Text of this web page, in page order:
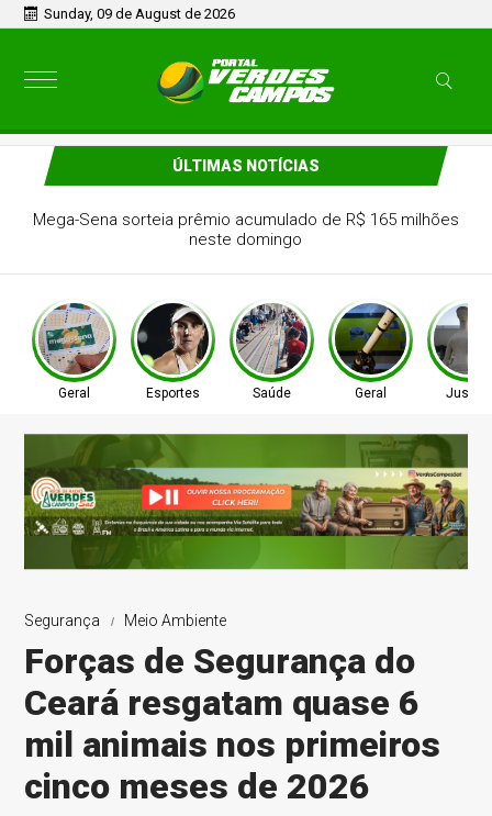
Sunday, 09 de August de 2026
ÚLTIMAS NOTÍCIAS
Bia Haddad anuncia pausa na carreira neste
segundo semestre
Geral Esportes Saúde Geral Justiça
Segurança Meio Ambiente
Forças de Segurança do
Ceará resgatam quase 6
mil animais nos primeiros
cinco meses de 2026